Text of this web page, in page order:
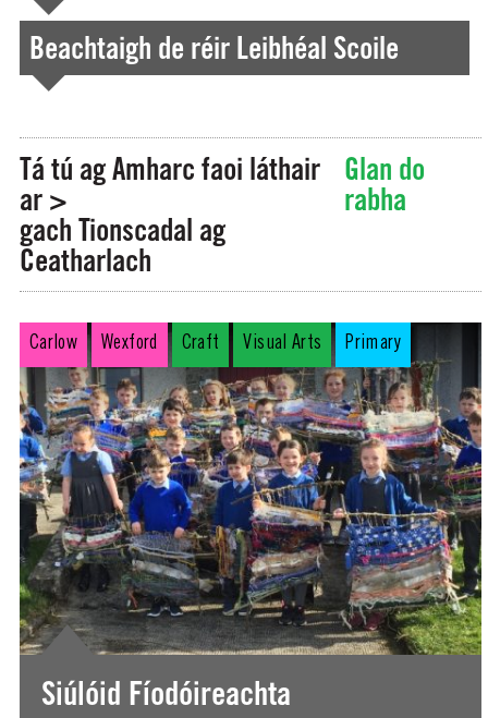
Beachtaigh de réir Leibhéal Scoile
Tá tú ag Amharc faoi láthair
ar >
gach Tionscadal ag
Ceatharlach
Glan do
rabha
Siúlóid Fíodóireachta
Carlow Wexford Craft Visual Arts Primary